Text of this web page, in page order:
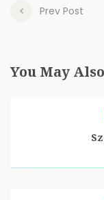
Prev Post
You May